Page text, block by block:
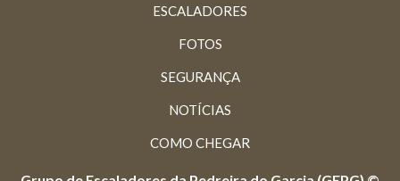
ESCALADORES
FOTOS
SEGURANÇA
NOTÍCIAS
COMO CHEGAR